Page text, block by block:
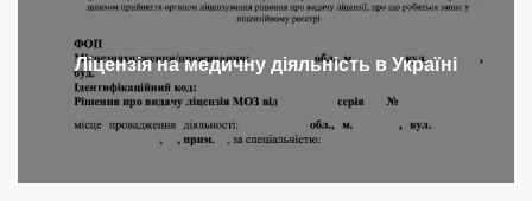
Ліцензія на медичну діяльність в Україні